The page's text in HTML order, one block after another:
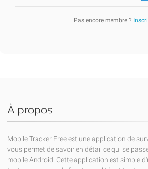
Pas encore membre ?
À propos
Mobile Tracker Free est une application de
vous permet de savoir en détail ce qui se
mobile Android. Cette application est simple